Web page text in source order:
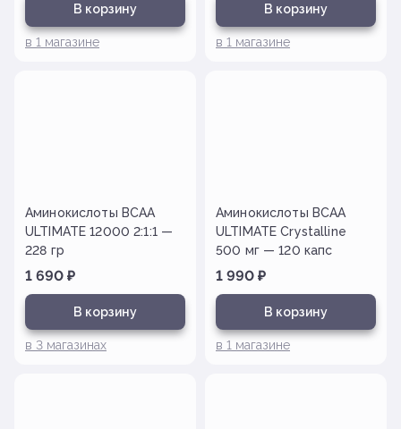
В корзину
в 1 магазине
В корзину
в 1 магазине
Аминокислоты BCAA
ULTIMATE 12000 2:1:1 —
228 гр
1 690 ₽
В корзину
в 3 магазинах
Аминокислоты BCAA
ULTIMATE Crystalline
500 мг — 120 капс
1 990 ₽
В корзину
в 1 магазине